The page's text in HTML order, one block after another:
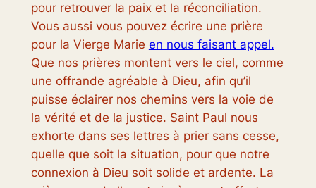
pour retrouver la paix et la réconciliation.
Vous aussi vous pouvez écrire une prière
pour la Vierge Marie en nous faisant appel.
Que nos prières montent vers le ciel, comme
une offrande agréable à Dieu, afin qu’il
puisse éclairer nos chemins vers la voie de
la vérité et de la justice. Saint Paul nous
exhorte dans ses lettres à prier sans cesse,
quelle que soit la situation, pour que notre
connexion à Dieu soit solide et ardente. La